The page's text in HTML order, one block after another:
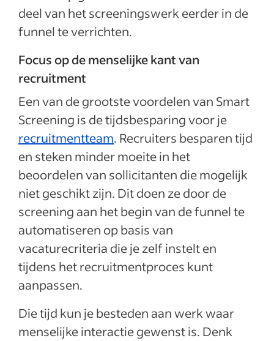
deel van het screeningswerk eerder in de
funnel te verrichten.
Focus op de menselijke kant van
recruitment
Een van de grootste voordelen van Smart
Screening is de tijdsbesparing voor je
recruitmentteam. Recruiters besparen tijd
en steken minder moeite in het
beoordelen van sollicitanten die mogelijk
niet geschikt zijn. Dit doen ze door de
screening aan het begin van de funnel te
automatiseren op basis van
vacaturecriteria die je zelf instelt en
tijdens het recruitmentproces kunt
aanpassen.
Die tijd kun je besteden aan werk waar
menselijke interactie gewenst is. Denk